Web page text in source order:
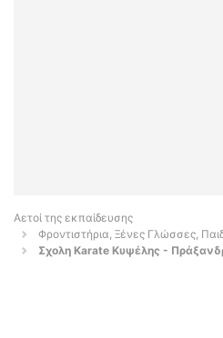
Αετοί της εκπαίδευσης
Φροντιστήρια, Ξένες Γλώσσες,
Σχολη Karate Kυψέλης -